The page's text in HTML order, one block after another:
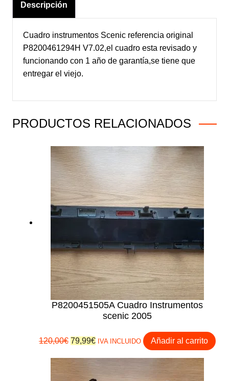
Descripción
Cuadro instrumentos Scenic referencia original
P8200461294H V7.02,el cuadro esta revisado y
funcionando con 1 año de garantía,se tiene que
entregar el viejo.
PRODUCTOS RELACIONADOS
P8200451505A Cuadro Instrumentos
scenic 2005
120,00€ El
original
era:
79,99€El
actual
es:
IVA INCLUIDO Añadir al carrito